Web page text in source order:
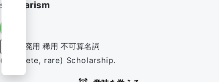
scholarism
廃用 稀用 不可算名詞
(obsolete, rare) Scholarship.